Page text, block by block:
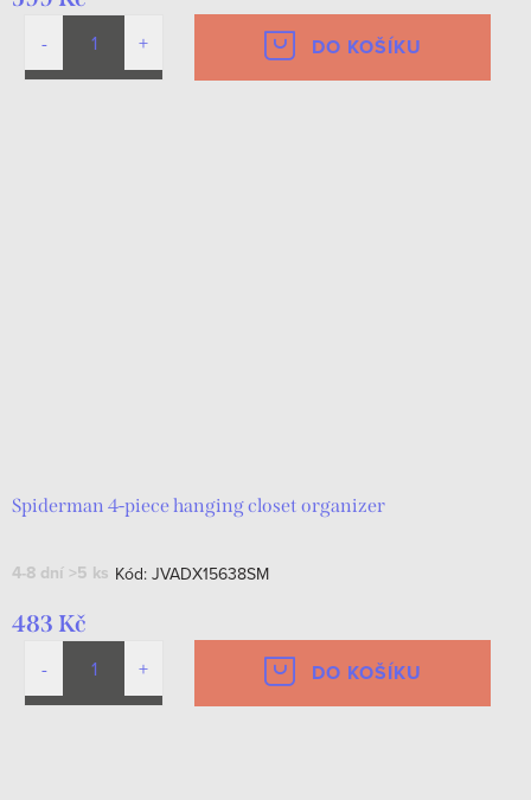
DO KOŠÍKU
Spiderman 4-piece hanging closet organizer
4-8 dní >5 ks Kód: JVADX15638SM
483 Kč
DO KOŠÍKU